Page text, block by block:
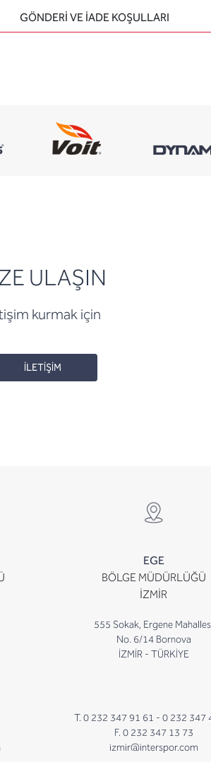
GÖNDERİ VE İADE KOŞULLARI
ULAŞIN
kurmak için
İLETİŞİM
EGE
BÖLGE MÜDÜRLÜĞÜ
İZMİR
555 Sokak, Ergene
No. 6/14 Bornova
İZMİR - TÜRKİYE
T. 0 232 347 91 61 - 0 232 347
F. 0 232 347 13 73
izmir@interspor.com